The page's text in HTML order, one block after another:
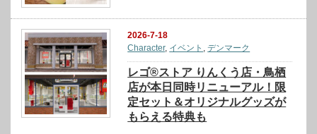
2026-7-18
Character, イベント ,デンマーク
レゴ®ストア りんくう店・鳥栖
店が本日同時リニューアル！限
定セット＆オリジナルグッズが
もらえる特典も